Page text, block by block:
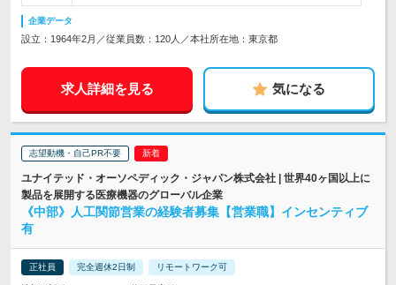
企業データ
設立：1964年2月／従業員数：120人／本社所在地：東京都
求人詳細を見る 気になる
志望動機・自己PR不要
ユナイテッド・オーソペディック・ジャパン株式会社 | 世界40ヶ国以上に
製品を展開する医療機器のグローバル企業
《中部》人工関節営業の経験者募集【営業職】インセンティブ
有
正社員 完全週休2日制 リモートワーク可